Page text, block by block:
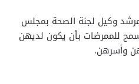
وكيل لجنة الصحة بمجلس
للممرضات بأن يكون لديهن
وأسرهن.